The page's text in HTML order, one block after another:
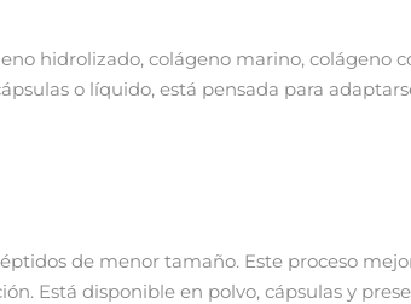
hidrolizado, colágeno marino, colágeno
o líquido, está pensada para
de menor tamaño. Este proceso
Está disponible en polvo, cápsulas y